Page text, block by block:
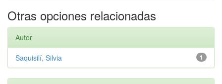
Otras opciones relacionadas
Autor
1
Saquisilí, Silvia